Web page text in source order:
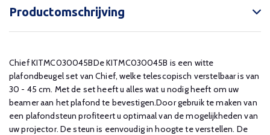
Productomschrijving
Chief KITMC030045BDe KITMC030045B is een witte
plafondbeugel set van Chief, welke telescopisch verstelbaar is van
30 - 45 cm. Met de set heeft u alles wat u nodig heeft om uw
beamer aan het plafond te bevestigen.Door gebruik te maken van
een plafondsteun profiteert u optimaal van de mogelijkheden van
uw projector. De steun is eenvoudig in hoogte te verstellen. De